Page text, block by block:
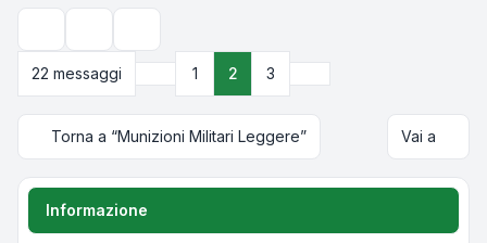
22 messaggi
Precedente
1 2 3
Torna a “Munizioni Militari Leggere” Vai a
Informazione